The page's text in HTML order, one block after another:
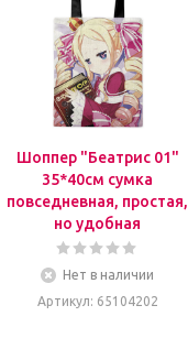
Шоппер "Беатрис 01"
35*40см сумка
повседневная, простая,
но удобная
Нет в наличии
Артикул: 65104202